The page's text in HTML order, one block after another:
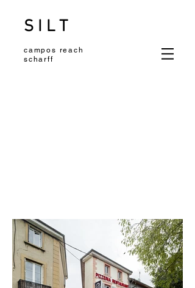
campos reach
scharff
S I L T